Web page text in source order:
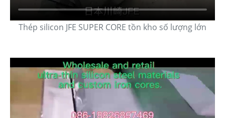
Thép silicon JFE SUPER CORE tồn kho số lượng lớn